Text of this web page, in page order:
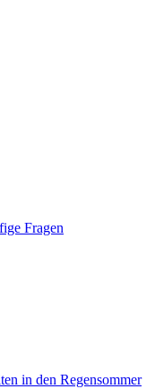
Fragen
in den Regensommer